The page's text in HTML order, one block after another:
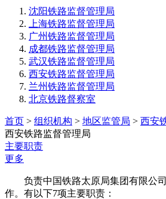
沈阳铁路监督管理局
上海铁路监督管理局
广州铁路监督管理局
成都铁路监督管理局
武汉铁路监督管理局
西安铁路监督管理局
兰州铁路监督管理局
北京铁路督察室
首页 > 组织机构 > 地区监管局 > 西安
西安铁路监督管理局
主要职责
更多
负责中国铁路太原局集团有限公司
作。有以下7项主要职责：